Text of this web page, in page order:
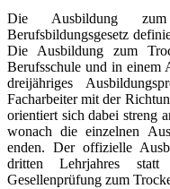
Die Ausbildung
Berufsbildungsgesetz
Die Ausbildung zum
Berufsschule und in einem
dreijähriges
Facharbeiter mit der
orientiert sich dabei streng
wonach die einzelnen
enden. Der offizielle
dritten Lehrjahres
Gesellenprüfung zum